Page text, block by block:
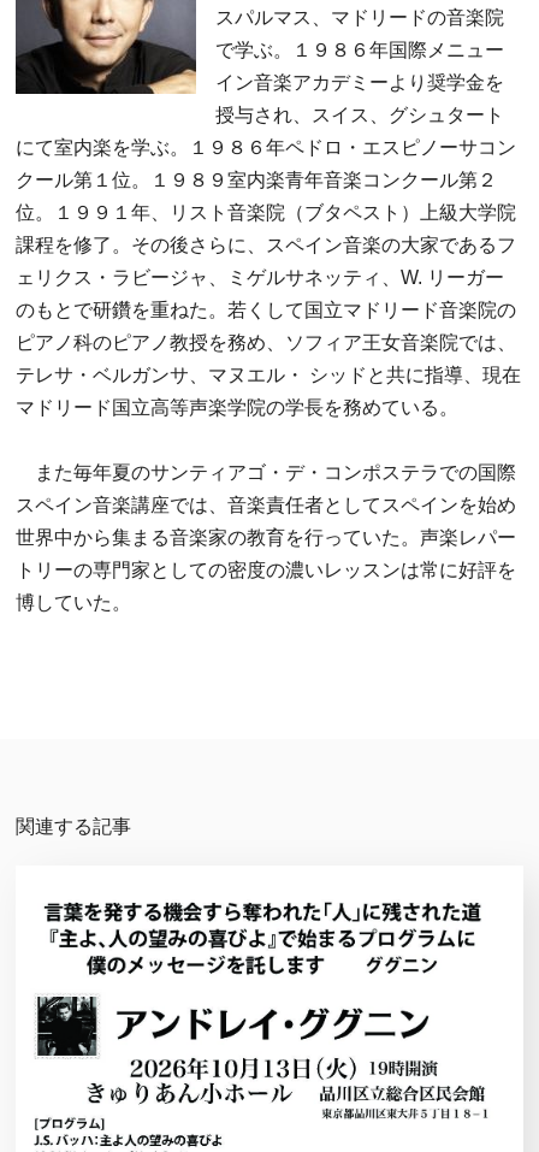
スパルマス、マドリードの音楽院
で学ぶ。１９８６年国際メニュー
イン音楽アカデミーより奨学金を
授与され、スイス、グシュタート
にて室内楽を学ぶ。１９８６年ペドロ・エスピノーサコン
クール第１位。１９８９室内楽青年音楽コンクール第２
位。１９９１年、リスト音楽院（ブタペスト）上級大学院
課程を修了。その後さらに、スペイン音楽の大家であるフ
ェリクス・ラビージャ、ミゲルサネッティ、W. リーガー
のもとで研鑽を重ねた。若くして国立マドリード音楽院の
ピアノ科のピアノ教授を務め、ソフィア王女音楽院では、
テレサ・ベルガンサ、マヌエル・ シッドと共に指導、現在
マドリード国立高等声楽学院の学長を務めている。
また毎年夏のサンティアゴ・デ・コンポステラでの国際
スペイン音楽講座では、音楽責任者としてスペインを始め
世界中から集まる音楽家の教育を行っていた。声楽レパー
トリーの専門家としての密度の濃いレッスンは常に好評を
博していた。
関連する記事